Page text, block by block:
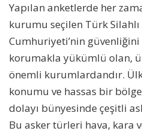
Yapılan anketlerde her
kurumu seçilen Türk
Cumhuriyeti’nin
korumakla yükümlü olan,
önemli kurumlardandır.
konumu ve hassas bir
dolayı bünyesinde çeşitli
Bu asker türleri hava, kara